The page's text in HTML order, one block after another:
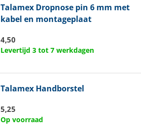
Talamex Dropnose pin 6 mm met
kabel en montageplaat
4,50
Levertijd 3 tot 7 werkdagen
Talamex Handborstel
5,25
Op voorraad